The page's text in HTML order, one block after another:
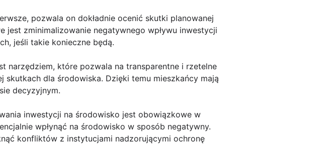
pozwala on dokładnie ocenić skutki planowanej
zminimalizowanie negatywnego wpływu inwestycji
jeśli takie konieczne będą.
narzędziem, które pozwala na transparentne i rzetelne
skutkach dla środowiska. Dzięki temu mieszkańcy mają
decyzyjnym.
inwestycji na środowisko jest obowiązkowe w
wpłynąć na środowisko w sposób negatywny.
konfliktów z instytucjami nadzorującymi ochronę